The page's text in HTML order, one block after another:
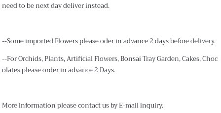
need to be next day deliver instead.
--Some imported Flowers please oder in advance 2 days before delivery.
--For Orchids, Plants, Artificial Flowers, Bonsai Tray Garden, Cakes, Choc
olates please order in advance 2 Days.
More information please contact us by E-mail inquiry.